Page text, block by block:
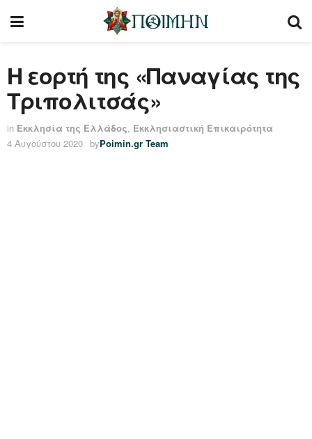
H εορτή της «Παναγίας της
Τριπολιτσάς»
in Εκκλησία της Ελλάδος, Εκκλησιαστική Επικαιρότητα
4 Αυγούστου 2020 byPoimin.gr Team